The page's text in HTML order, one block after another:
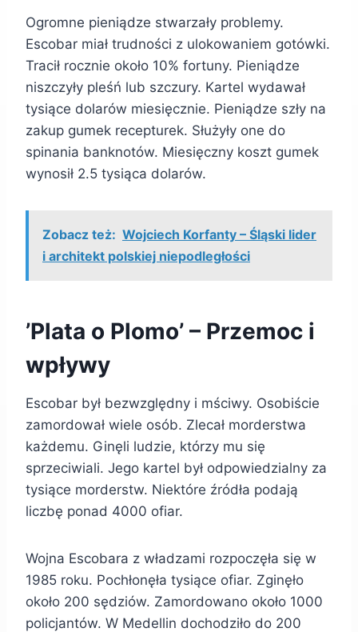
Ogromne pieniądze stwarzały problemy.
Escobar miał trudności z ulokowaniem gotówki.
Tracił rocznie około 10% fortuny. Pieniądze
niszczyły pleśń lub szczury. Kartel wydawał
tysiące dolarów miesięcznie. Pieniądze szły na
zakup gumek recepturek. Służyły one do
spinania banknotów. Miesięczny koszt gumek
wynosił 2.5 tysiąca dolarów.
Zobacz też: Wojciech Korfanty – Śląski lider
i architekt polskiej niepodległości
’Plata o Plomo’ – Przemoc i
wpływy
Escobar był bezwzględny i mściwy. Osobiście
zamordował wiele osób. Zlecał morderstwa
każdemu. Ginęli ludzie, którzy mu się
sprzeciwiali. Jego kartel był odpowiedzialny za
tysiące morderstw. Niektóre źródła podają
liczbę ponad 4000 ofiar.
Wojna Escobara z władzami rozpoczęła się w
1985 roku. Pochłonęła tysiące ofiar. Zginęło
około 200 sędziów. Zamordowano około 1000
policjantów. W Medellin dochodziło do 200